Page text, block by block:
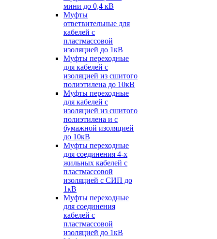
мини до 0,4 кВ
Муфты
ответвительные для
кабелей с
пластмассовой
изоляцией до 1кВ
Муфты переходные
для кабелей с
изоляцией из сшитого
полиэтилена до 10кВ
Муфты переходные
для кабелей с
изоляцией из сшитого
полиэтилена и с
бумажной изоляцией
до 10кВ
Муфты переходные
для соединения 4-х
жильных кабелей с
пластмассовой
изоляцией с СИП до
1кВ
Муфты переходные
для соединения
кабелей с
пластмассовой
изоляцией до 1кВ